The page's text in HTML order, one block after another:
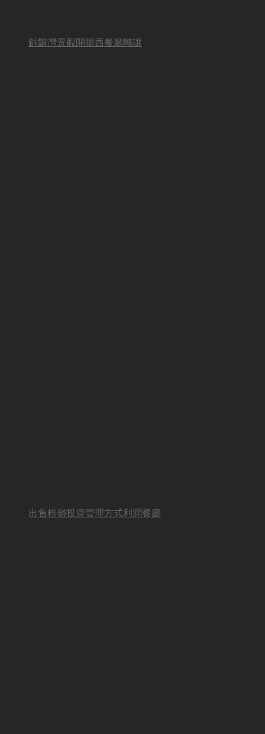
銅鑼灣景觀開揚西餐廳轉讓
出售粉嶺投資管理方式利潤餐廳